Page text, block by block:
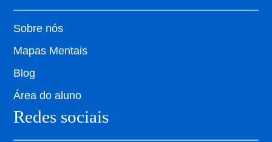
Sobre nós
Mapas Mentais
Blog
Área do aluno
Redes sociais